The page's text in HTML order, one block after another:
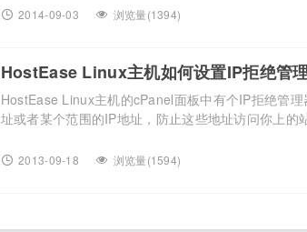
们该如何启用呢? 1.登录到cPanel控制面板，找到如图所示的“SSH/壳访问”，点击进
2014-09-03 浏览量(1394)
HostEase Linux主机如何设置IP拒绝管
HostEase Linux主机的cPanel面板中有个IP拒绝管
址或者某个范围的IP地址，防止这些地址访问你上的
到安全模块里就有个IP拒绝管理器的图标，我们点击
2013-09-18 浏览量(1594)